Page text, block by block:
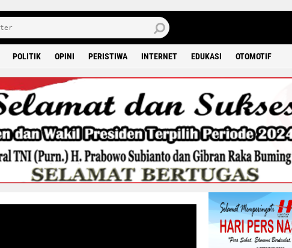
POLITIK OPINI PERISTIWA INTERNET EDUKASI OTOMOTIF